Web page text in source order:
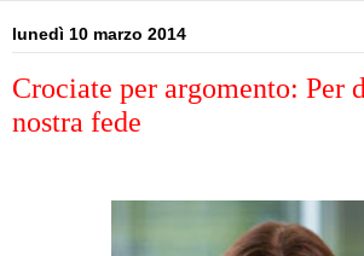
lunedì 10 marzo 2014
Crociate per argomento: Per
nostra fede